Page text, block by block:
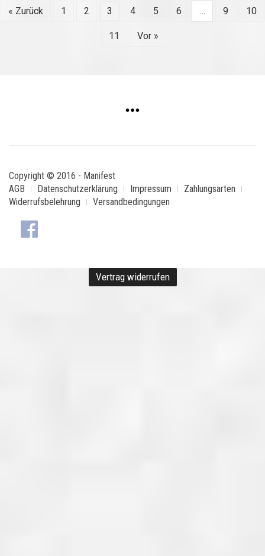
« Zurück 1 2 3 4 5 6 … 9 10
11 Vor »
Copyright © 2016 - Manifest
AGB
Datenschutzerklärung Impressum
Zahlungsarten
Widerrufsbelehrung
Versandbedingungen
Vertrag widerrufen